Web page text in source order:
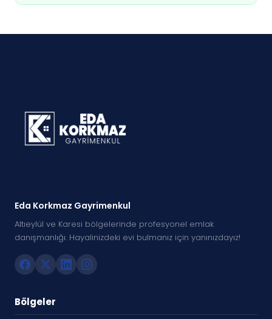
Eda Korkmaz Gayrimenkul
Altıeylül ve Karesi bölgelerinde profesyonel emlak
danışmanlığı. Hayalinizdeki evi bulmanız için yanınızdayız!
Bölgeler